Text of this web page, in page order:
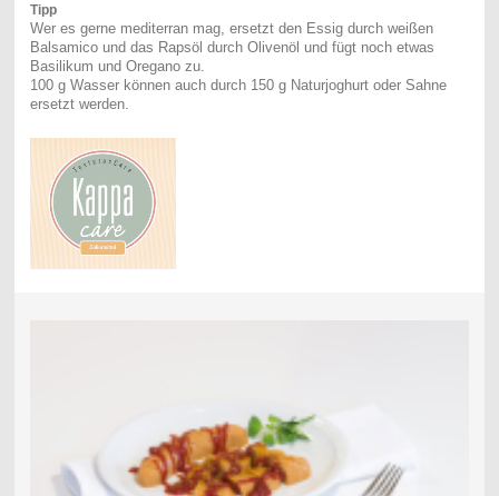
Tipp
Wer es gerne mediterran mag, ersetzt den Essig durch weißen
Balsamico und das Rapsöl durch Olivenöl und fügt noch etwas
Basilikum und Oregano zu.
100 g Wasser können auch durch 150 g Naturjoghurt oder Sahne
ersetzt werden.